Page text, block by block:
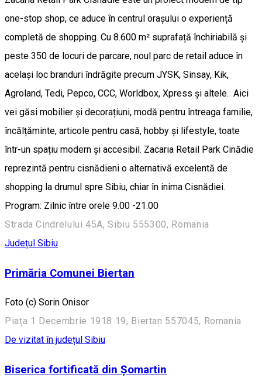
one-stop shop, ce aduce în centrul orașului o experiență
completă de shopping. Cu 8.600 m² suprafață închiriabilă și
peste 350 de locuri de parcare, noul parc de retail aduce în
același loc branduri îndrăgite precum JYSK, Sinsay, Kik,
Agroland, Tedi, Pepco, CCC, Worldbox, Xpress și altele. Aici
vei găsi mobilier și decorațiuni, modă pentru întreaga familie,
încălțăminte, articole pentru casă, hobby și lifestyle, toate
într-un spațiu modern și accesibil. Zacaria Retail Park Cinădie
reprezintă pentru cisnădieni o alternativă excelentă de
shopping la drumul spre Sibiu, chiar în inima Cisnădiei.
Program: Zilnic între orele 9.00 -21.00
Strada Cindrelului 45A, Sibiu 555300, Romania
Județul Sibiu
Primăria Comunei Biertan
Foto (c) Sorin Onisor
Piața 1 Decembrie 1918 19, Biertan 557045, Romania
De vizitat în județul Sibiu
Biserica fortificată din Șomartin